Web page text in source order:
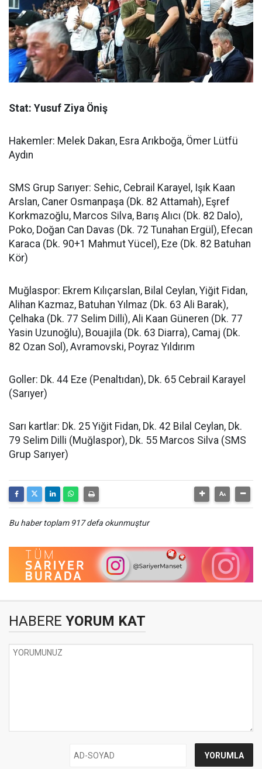
Stat: Yusuf Ziya Öniş
Hakemler: Melek Dakan, Esra Arıkboğa, Ömer Lütfü
Aydın
SMS Grup Sarıyer: Sehic, Cebrail Karayel, Işık Kaan
Arslan, Caner Osmanpaşa (Dk. 82 Attamah), Eşref
Korkmazoğlu, Marcos Silva, Barış Alıcı (Dk. 82 Dalo),
Poko, Doğan Can Davas (Dk. 72 Tunahan Ergül), Efecan
Karaca (Dk. 90+1 Mahmut Yücel), Eze (Dk. 82 Batuhan
Kör)
Muğlaspor: Ekrem Kılıçarslan, Bilal Ceylan, Yiğit Fidan,
Alihan Kazmaz, Batuhan Yılmaz (Dk. 63 Ali Barak),
Çelhaka (Dk. 77 Selim Dilli), Ali Kaan Güneren (Dk. 77
Yasin Uzunoğlu), Bouajila (Dk. 63 Diarra), Camaj (Dk.
82 Ozan Sol), Avramovski, Poyraz Yıldırım
Goller: Dk. 44 Eze (Penaltıdan), Dk. 65 Cebrail Karayel
(Sarıyer)
Sarı kartlar: Dk. 25 Yiğit Fidan, Dk. 42 Bilal Ceylan, Dk.
79 Selim Dilli (Muğlaspor), Dk. 55 Marcos Silva (SMS
Grup Sarıyer)
Bu haber toplam 917 defa okunmuştur
HABERE YORUM KAT